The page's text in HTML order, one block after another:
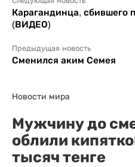
Карагандинца, сбившего
(ВИДЕО)
Предыдущая новость
Сменился аким Семея
Новости мира
Мужчину до
облили
тысяч тенге